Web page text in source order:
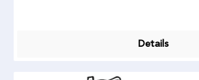
Details